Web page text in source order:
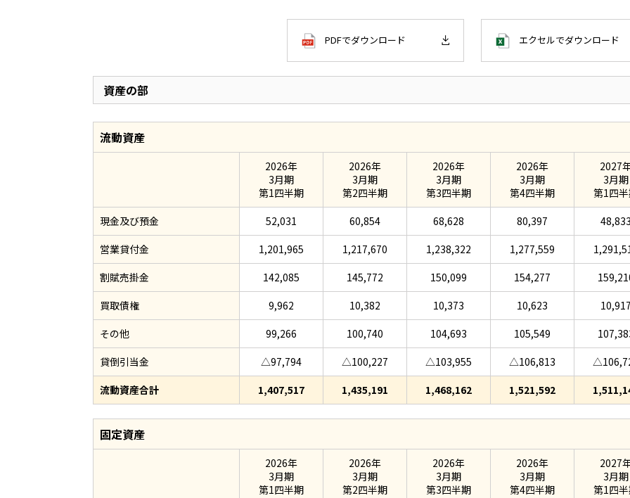
PDFでダウンロード エクセルでダウンロード
資産の部
流動資産
2026年
3月期
第1四半期
2026年
3月期
第2四半期
2026年
3月期
第3四半期
2026年
3月期
第4四半期
2027
3月期
第1四
現金及び預金
52,031 60,854 68,628 80,397
48,833
営業貸付金
1,201,965 1,217,670 1,238,322 1,277,559
割賦売掛金
142,085 145,772 150,099 154,277
買取債権
9,962 10,382 10,373 10,623
10,917
その他
99,266 100,740 104,693 105,549
貸倒引当金
△97,794 △100,227 △103,955 △106,813
流動資産合計
1,407,517 1,435,191 1,468,162 1,521,592
固定資産
2026年
3月期
第1四半期
2026年
3月期
第2四半期
2026年
3月期
第3四半期
2026年
3月期
第4四半期
2027
3月期
第1四